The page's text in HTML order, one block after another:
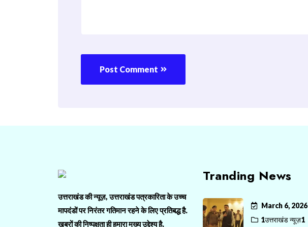
Post Comment
उत्तराखंड की न्यूज़, उत्तराखंड पत्रकारिता के उच्च
मापदंडों पर निरंतर गतिमान रहने के लिए प्रतिबद्ध है.
ख़बरों की निष्पक्षता ही हमारा मुख्य उद्देश्य है.
Tranding News
March 6, 2026
1उत्तराखंड न्यूज़1